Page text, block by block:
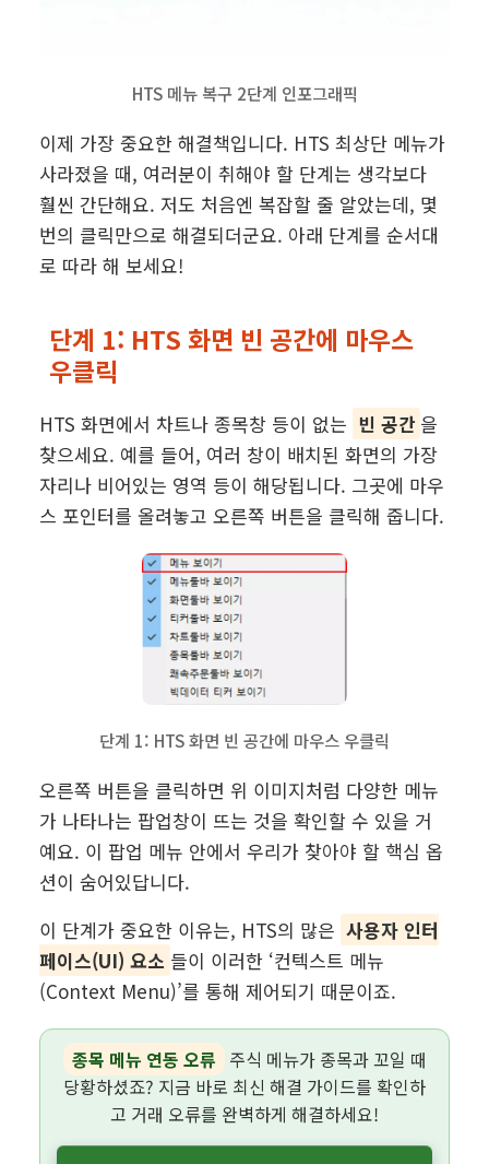
HTS 메뉴 복구 2단계 인포그래픽
이제 가장 중요한 해결책입니다. HTS 최상단 메뉴가
사라졌을 때, 여러분이 취해야 할 단계는 생각보다
훨씬 간단해요. 저도 처음엔 복잡할 줄 알았는데, 몇
번의 클릭만으로 해결되더군요. 아래 단계를 순서대
로 따라 해 보세요!
단계 1: HTS 화면 빈 공간에 마우스
우클릭
HTS 화면에서 차트나 종목창 등이 없는 빈 공간 을
찾으세요. 예를 들어, 여러 창이 배치된 화면의 가장
자리나 비어있는 영역 등이 해당됩니다. 그곳에 마우
스 포인터를 올려놓고 오른쪽 버튼을 클릭해 줍니다.
단계 1: HTS 화면 빈 공간에 마우스 우클릭
오른쪽 버튼을 클릭하면 위 이미지처럼 다양한 메뉴
가 나타나는 팝업창이 뜨는 것을 확인할 수 있을 거
예요. 이 팝업 메뉴 안에서 우리가 찾아야 할 핵심 옵
션이 숨어있답니다.
이 단계가 중요한 이유는, HTS의 많은 사용자 인터
페이스(UI) 요소 들이 이러한 ‘컨텍스트 메뉴
(Context Menu)’를 통해 제어되기 때문이죠.
종목 메뉴 연동 오류 주식 메뉴가 종목과 꼬일 때
당황하셨죠? 지금 바로 최신 해결 가이드를 확인하
고 거래 오류를 완벽하게 해결하세요!